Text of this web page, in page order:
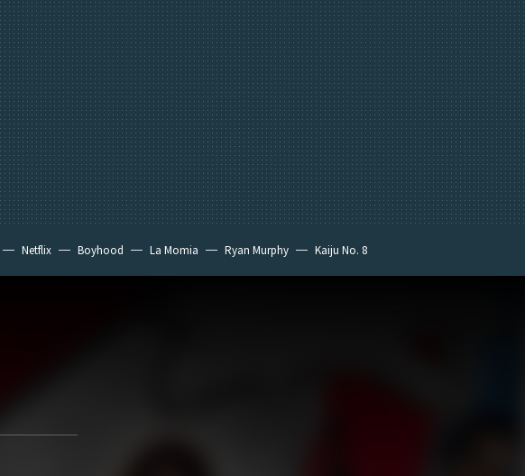
Netflix Boyhood La Momia Ryan Murphy Kaiju No. 8